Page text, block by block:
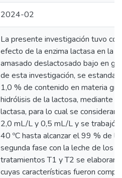
2024-02
La presente investigación tuvo
efecto de la enzima lactasa en la
amasado deslactosado bajo en
de esta investigación, se
1,0 % de contenido en materia
hidrólisis de la lactosa, mediante
lactasa, para lo cual se
2,0 mL/L y 0,5 mL/L y se trabajó
40 ºC hasta alcanzar el 99 % de
segunda fase con la leche de los
tratamientos T1 y T2 se
cuyas características fueron